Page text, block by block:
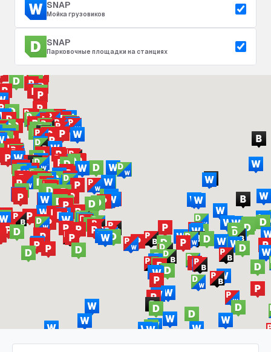
SNAP
Мойка грузовиков
SNAP
Парковочные площадки на станциях